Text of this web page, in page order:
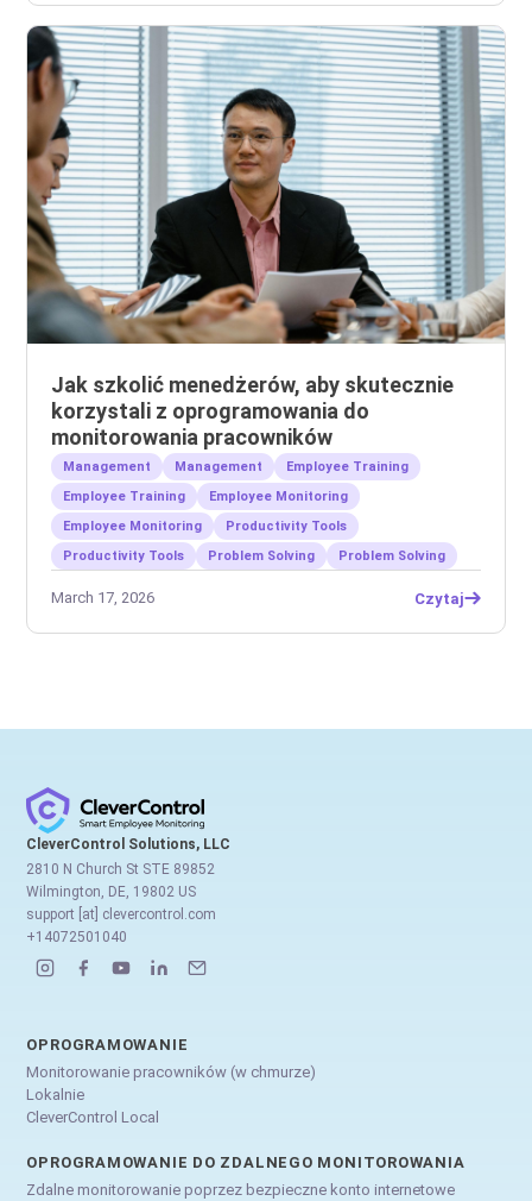
Jak szkolić menedżerów, aby skutecznie
korzystali z oprogramowania do
monitorowania pracowników
Management Management
Employee Training
Employee Training
Employee Monitoring
Employee Monitoring
Productivity Tools
Productivity Tools
Problem Solving Problem Solving
March 17, 2026 Czytaj
CleverControl Solutions, LLC
2810 N Church St STE 89852
Wilmington, DE, 19802 US
support [at] clevercontrol.com
+14072501040
OPROGRAMOWANIE
Monitorowanie pracowników (w chmurze)
Lokalnie
CleverControl Local
OPROGRAMOWANIE DO ZDALNEGO MONITOROWANIA
Zdalne monitorowanie poprzez bezpieczne konto internetowe